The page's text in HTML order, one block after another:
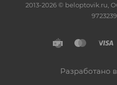
2013-2026 © beloptovik.ru,
Разработано